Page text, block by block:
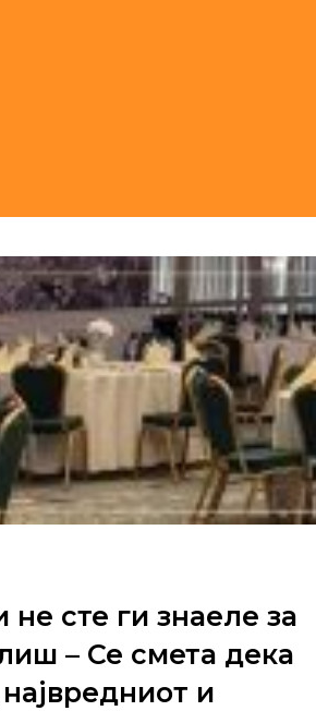
не сте ги знаеле за
– Се смета дека
и